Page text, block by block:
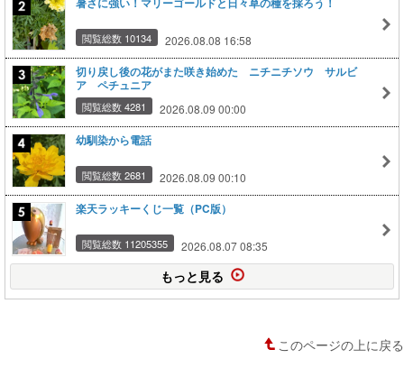
閲覧総数 10134 2026.08.08 16:58
切り戻し後の花がまた咲き始めた ニチニチソウ サルビ
ア ペチュニア
閲覧総数 4281 2026.08.09 00:00
幼馴染から電話
閲覧総数 2681 2026.08.09 00:10
楽天ラッキーくじ一覧（PC版）
閲覧総数 11205355 2026.08.07 08:35
もっと見る
このページの上に戻る